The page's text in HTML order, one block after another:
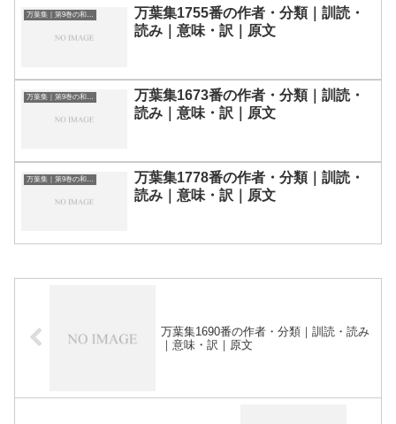
万葉集｜第9巻の和歌一覧
万葉集1755番の作者・分類｜訓読・
読み｜意味・訳｜原文
万葉集｜第9巻の和歌一覧
万葉集1673番の作者・分類｜訓読・
読み｜意味・訳｜原文
万葉集1778番の作者・分類｜訓読・
読み｜意味・訳｜原文
万葉集1690番の作者・分類｜訓読・読み
｜意味・訳｜原文